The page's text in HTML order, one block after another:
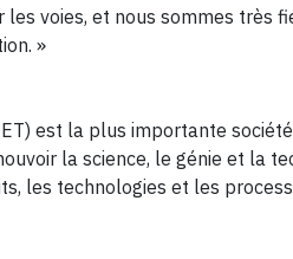
voies, et nous sommes très
»
est la plus importante
la science, le génie et la
les technologies et les